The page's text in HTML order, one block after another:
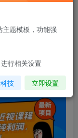
，可保存购买订单
0成本纯利润，
题模板，功能强
行相关设置
技 立即设置